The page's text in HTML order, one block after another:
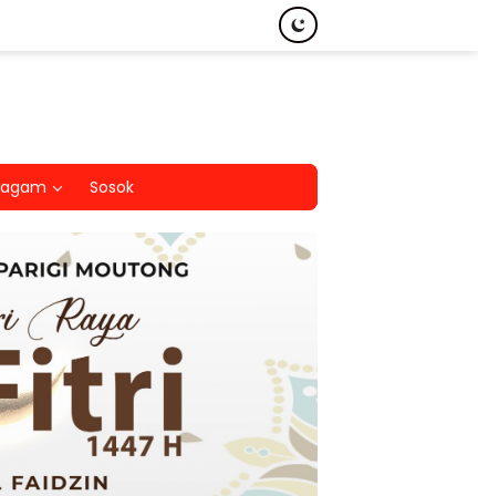
Sosok